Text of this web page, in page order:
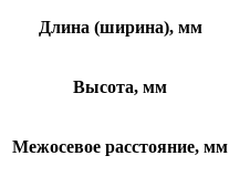
Длина (ширина), мм
Высота, мм
Межосевое расстояние, мм